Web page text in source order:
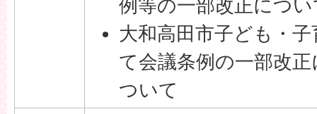
例等の一部改正につ
大和高田市子ども・子
て会議条例の一部改正
ついて